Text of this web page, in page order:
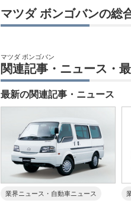
マツダ ボンゴバンの総
マツダ ボンゴバン
関連記事・ニュース・
最新の関連記事・ニュース
業界ニュース・自動車ニュース